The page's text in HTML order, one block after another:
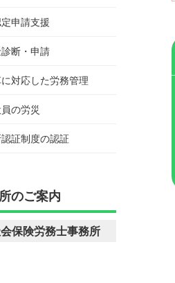
申請支援
断・申請
対応した労務管理
の労災
証制度の認証
のご案内
保険労務士事務所